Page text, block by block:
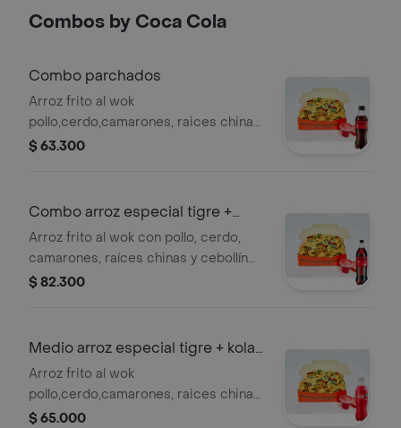
Combos by Coca Cola
Combo parchados
Arroz frito al wok
pollo,cerdo,camarones, raices chinas,
cebollin 800 g y salsas a elección. +
$ 63.300
Combo arroz especial tigre +
coca cola
Arroz frito al wok con pollo, cerdo,
camarones, raíces chinas y cebollín
(1400 g) con salsa a elección. + coca
$ 82.300
Medio arroz especial tigre + kola
román
Arroz frito al wok
pollo,cerdo,camarones, raices chinas,
cebollin 800 g y salsas a elección. +
$ 65.000